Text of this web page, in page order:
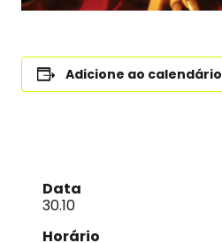
Adicione ao calendário
Data
30.10
Horário